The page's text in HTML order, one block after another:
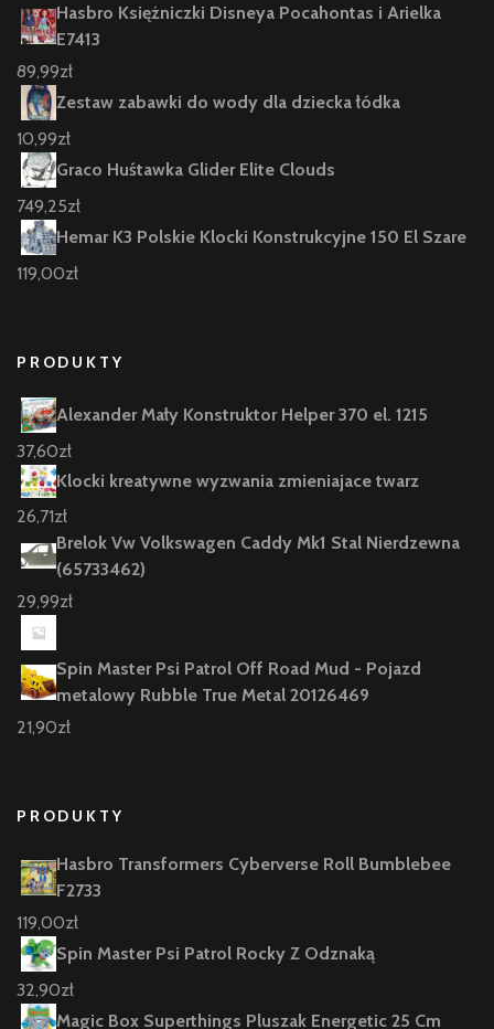
Hasbro Księżniczki Disneya Pocahontas i Arielka
E7413
89,99zł
Zestaw zabawki do wody dla dziecka łódka
10,99zł
Graco Huśtawka Glider Elite Clouds
749,25zł
Hemar K3 Polskie Klocki Konstrukcyjne 150 El Szare
119,00zł
PRODUKTY
Alexander Mały Konstruktor Helper 370 el. 1215
37,60zł
Klocki kreatywne wyzwania zmieniajace twarz
26,71zł
Brelok Vw Volkswagen Caddy Mk1 Stal Nierdzewna
(65733462)
29,99zł
Spin Master Psi Patrol Off Road Mud - Pojazd
metalowy Rubble True Metal 20126469
21,90zł
PRODUKTY
Hasbro Transformers Cyberverse Roll Bumblebee
F2733
119,00zł
Spin Master Psi Patrol Rocky Z Odznaką
32,90zł
Magic Box Superthings Pluszak Energetic 25 Cm